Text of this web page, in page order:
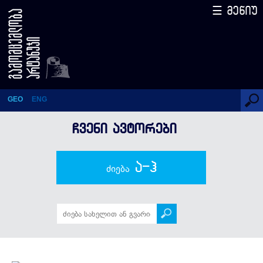
გუსტავ რადე
GEO ENG
☰ მენიუ
ᲩᲕᲔᲜᲘ ᲐᲕᲢᲝᲠᲔᲑᲘ
ძიება ა-ჰ